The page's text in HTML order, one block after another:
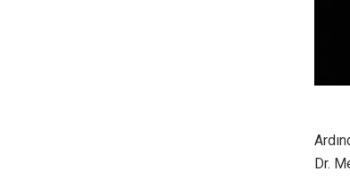
Dr.